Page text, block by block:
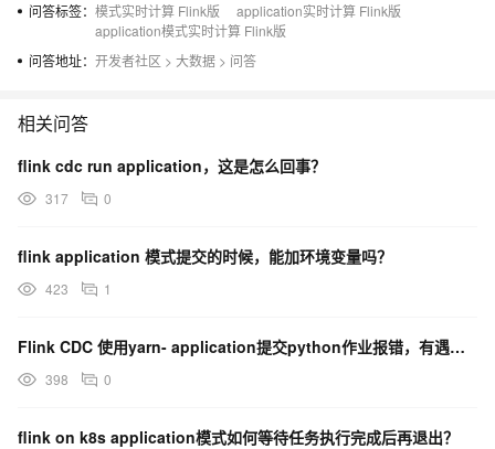
问答标签： 模式实时计算 Flink版
application实时计算 Flink版
application模式实时计算 Flink版
问答地址： 开发者社区 > 大数据 > 问答
相关问答
flink cdc run application，这是怎么回事？
317 0
flink application 模式提交的时候，能加环境变量吗？
423 1
Flink CDC 使用yarn- application提交python作业报错，有遇到过的么？
398 0
flink on k8s application模式如何等待任务执行完成后再退出？